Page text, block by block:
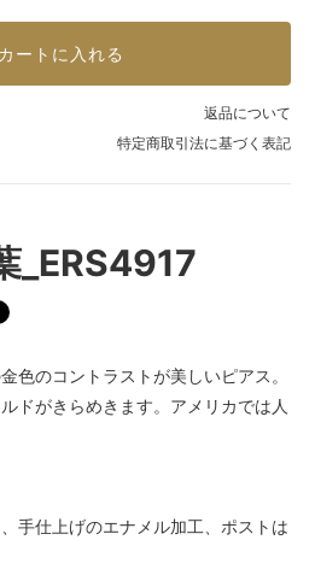
カートに入れる
返品について
特定商取引法に基づく表記
_ERS4917
色のコントラストが美しいピアス。
ドがきらめきます。アメリカでは人
手仕上げのエナメル加工、ポストは